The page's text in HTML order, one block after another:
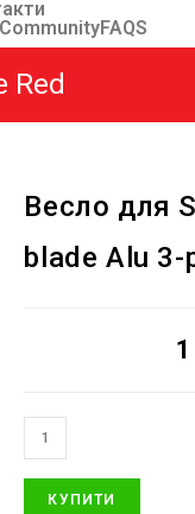
FAQS
Red
Весло для
blade Alu 3-
КУПИТИ